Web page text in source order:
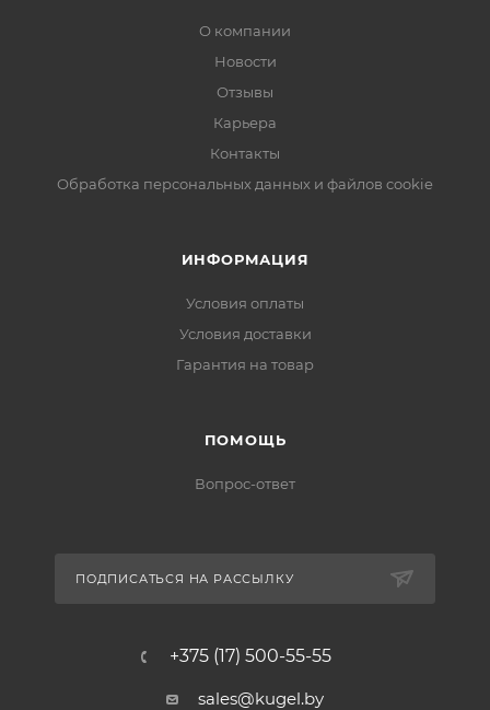
О компании
Новости
Отзывы
Карьера
Контакты
Обработка персональных данных и файлов cookie
ИНФОРМАЦИЯ
Условия оплаты
Условия доставки
Гарантия на товар
ПОМОЩЬ
Вопрос-ответ
ПОДПИСАТЬСЯ НА РАССЫЛКУ
+375 (17) 500-55-55
sales@kugel.by